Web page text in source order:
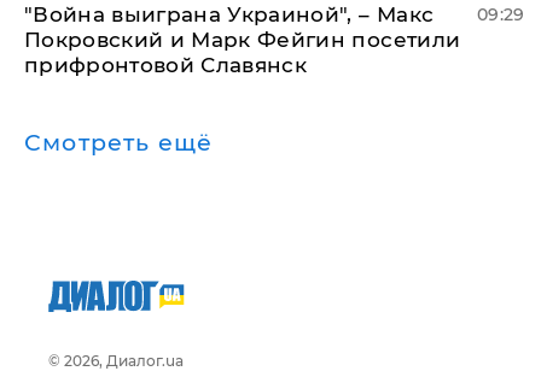
"Война выиграна Украиной", – Макс
Покровский и Марк Фейгин посетили
прифронтовой Славянск
09:29
Смотреть ещё
© 2026, Диалог.ua